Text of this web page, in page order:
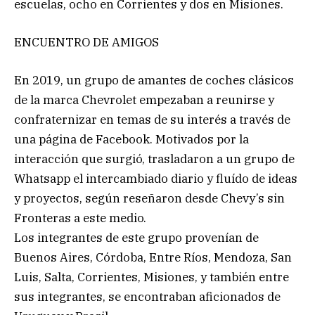
escuelas, ocho en Corrientes y dos en Misiones.
ENCUENTRO DE AMIGOS
En 2019, un grupo de amantes de coches clásicos
de la marca Chevrolet empezaban a reunirse y
confraternizar en temas de su interés a través de
una página de Facebook. Motivados por la
interacción que surgió, trasladaron a un grupo de
Whatsapp el intercambiado diario y fluído de ideas
y proyectos, según reseñaron desde Chevy’s sin
Fronteras a este medio.
Los integrantes de este grupo provenían de
Buenos Aires, Córdoba, Entre Ríos, Mendoza, San
Luis, Salta, Corrientes, Misiones, y también entre
sus integrantes, se encontraban aficionados de